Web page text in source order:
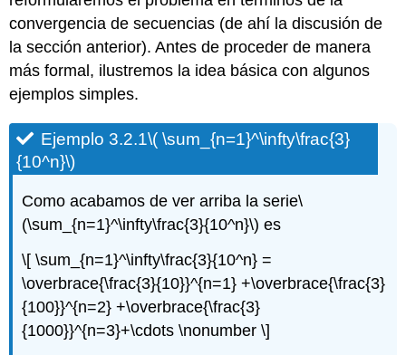
convergencia de secuencias (de ahí la discusión de
la sección anterior). Antes de proceder de manera
más formal, ilustremos la idea básica con algunos
ejemplos simples.
Ejemplo 3.2.1\( \sum_{n=1}^\infty\frac{3}
{10^n}\)
Como acabamos de ver arriba la serie\
(\sum_{n=1}^\infty\frac{3}{10^n}\) es
\[ \sum_{n=1}^\infty\frac{3}{10^n} =
\overbrace{\frac{3}{10}}^{n=1} +\overbrace{\frac{3}
{100}}^{n=2} +\overbrace{\frac{3}
{1000}}^{n=3}+\cdots \nonumber \]